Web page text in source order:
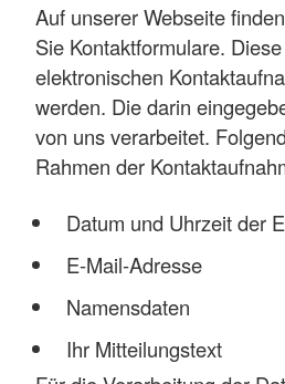
Auf unserer Webseite finden
Sie Kontaktformulare.
elektronischen
werden. Die darin
von uns verarbeitet.
Rahmen der
Datum und Uhrzeit der
E-Mail-Adresse
Namensdaten
Ihr Mitteilungstext